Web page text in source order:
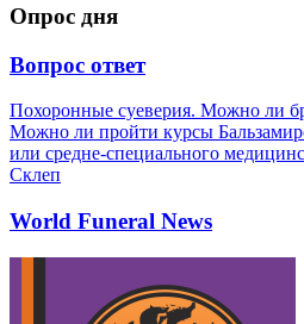
Опрос дня
Вопрос ответ
Похоронные суеверия. Можно ли
Можно ли пройти курсы
или средне-специального
Склеп
World Funeral News